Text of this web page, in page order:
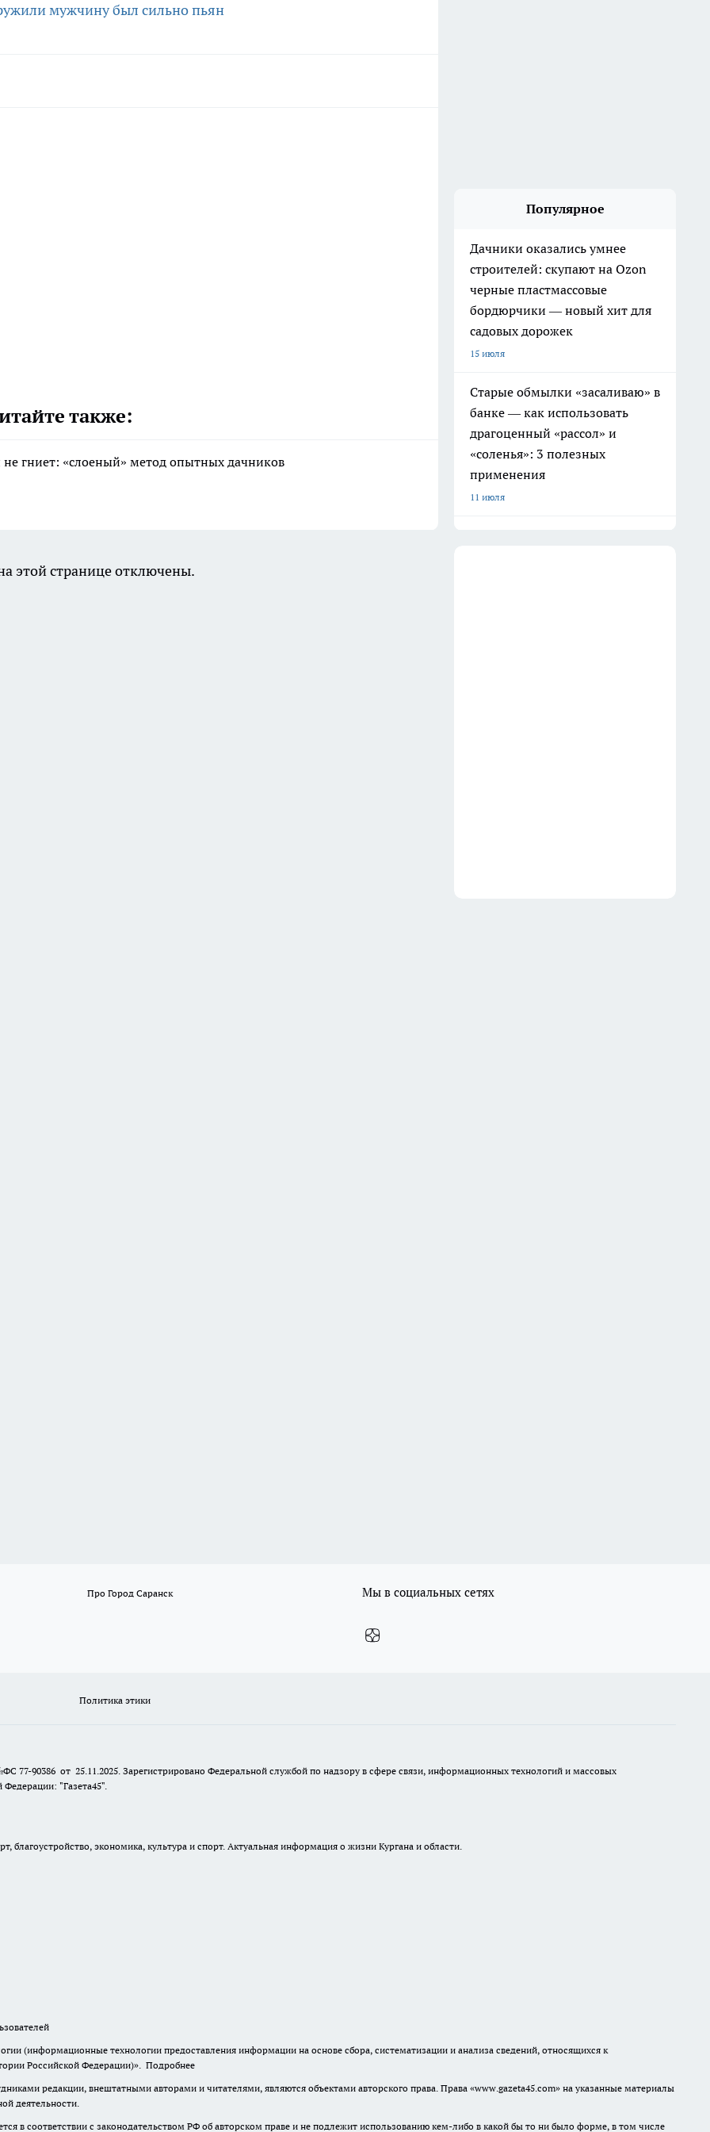
мужчинубыл сильно пьян
также:
гниет: «слоеный» метод опытных дачников
Популярное
Дачники оказались умнее
строителей: скупают на Ozon
черные пластмассовые
бордюрчики — новый хит для
садовых дорожек
15 июля
Старые обмылки «засаливаю» в
банке — как использовать
драгоценный «рассол» и
«соленья»: 3 полезных
применения
11 июля
этой странице отключены.
Про Город Саранск Мы в социальных сетях
Политика этики
77-90386 от 25.11.2025. Зарегистрировано Федеральной службой по надзору в сфере связи, информационных технологий и массовых
"Газета45".
экономика, культура и спорт. Актуальная информация о жизни Кургана и области.
(информационные технологии предоставления информации на основе сбора, систематизации и анализа сведений, относящихся к
Российской Федерации)». Подробнее
редакции, внештатными авторами и читателями, являются объектами авторского права. Права «www.gazeta45.com» на указанные материалы
деятельности.
в соответствии с законодательством РФ об авторском праве и не подлежит использованию кем-либо в какой бы то ни было форме, в том числе